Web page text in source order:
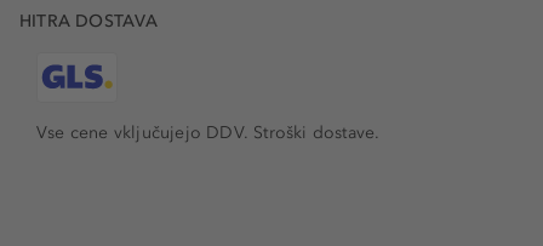
HITRA DOSTAVA
Vse cene vključujejo DDV. Stroški dostave.